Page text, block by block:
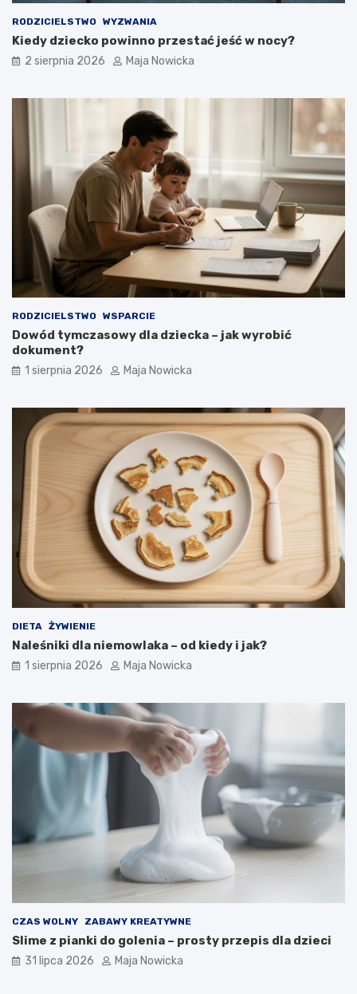
RODZICIELSTWO WYZWANIA
Kiedy dziecko powinno przestać jeść w nocy?
2 sierpnia 2026 Maja Nowicka
RODZICIELSTWO WSPARCIE
Dowód tymczasowy dla dziecka – jak wyrobić
dokument?
1 sierpnia 2026 Maja Nowicka
DIETA ŻYWIENIE
Naleśniki dla niemowlaka – od kiedy i jak?
1 sierpnia 2026 Maja Nowicka
CZAS WOLNY ZABAWY KREATYWNE
Slime z pianki do golenia – prosty przepis dla dzieci
31 lipca 2026 Maja Nowicka